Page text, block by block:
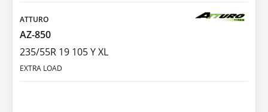
ATTURO
AZ-850
235/55R 19 105 Y XL
EXTRA LOAD